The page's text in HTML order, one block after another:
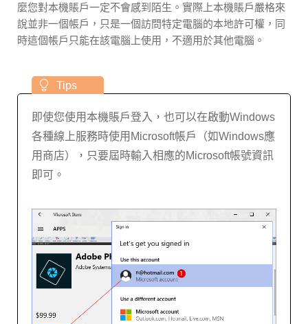
麼您對本機賬戶一定不會感到陌生。實際上本機賬戶嚴格來
說並非一個帳戶，只是一個訪問特定電腦的本地許可權，同
時這個帳戶只能在該電腦上使用，不適用於其他電腦。
即使您使用本機賬戶登入，也可以在啟動Windows
各種線上服務時使用Microsoft帳戶（如Windows應
用商店），只要屆時輸入相應的Microsoft帳號資訊
即可。